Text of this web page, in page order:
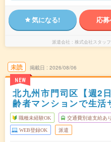
気になる! 応
派遣会社 株式会社スタッ
未読
NEW
掲載日 2026/08/06
北九州市門司区【週2
齢者マンションで生活
職種未経験OK 交通費別途支給あり
WEB登録OK 派遣